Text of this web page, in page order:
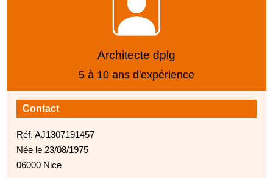
Architecte dplg
5 à 10 ans d'expérience
Contact
Réf. AJ1307191457
Née le 23/08/1975
06000 Nice